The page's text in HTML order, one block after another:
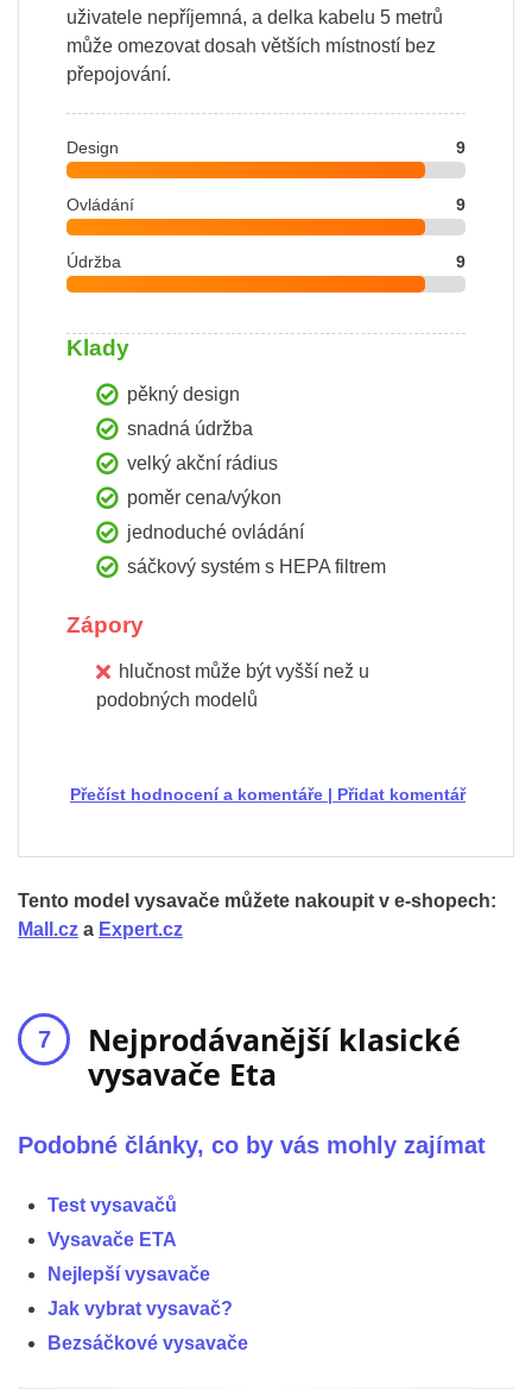
uživatele nepříjemná, a delka kabelu 5 metrů
může omezovat dosah větších místností bez
přepojování.
Design 9
Ovládání 9
Údržba 9
Klady
pěkný design
snadná údržba
velký akční rádius
poměr cena/výkon
jednoduché ovládání
sáčkový systém s HEPA filtrem
Zápory
hlučnost může být vyšší než u
podobných modelů
Přidat komentář
|
Přečíst hodnocení a komentáře
Tento model vysavače můžete nakoupit v e-shopech:
Mall.cz a Expert.cz
Nejprodávanější klasické
vysavače Eta
Podobné články, co by vás mohly zajímat
Test vysavačů
Vysavače ETA
Nejlepší vysavače
Jak vybrat vysavač?
Bezsáčkové vysavače